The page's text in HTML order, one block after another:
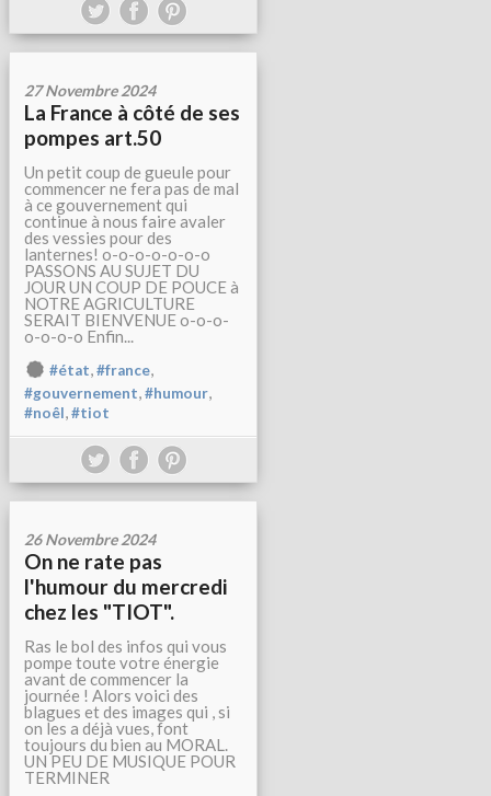
27 Novembre 2024
La France à côté de ses
pompes art.50
Un petit coup de gueule pour
commencer ne fera pas de mal
à ce gouvernement qui
continue à nous faire avaler
des vessies pour des
lanternes! o-o-o-o-o-o-o
PASSONS AU SUJET DU
JOUR UN COUP DE POUCE à
NOTRE AGRICULTURE
SERAIT BIENVENUE o-o-o-
o-o-o-o Enfin...
#état,#france,
#gouvernement,#humour,
#noêl,#tiot
26 Novembre 2024
On ne rate pas
l'humour du mercredi
chez les "TIOT".
Ras le bol des infos qui vous
pompe toute votre énergie
avant de commencer la
journée ! Alors voici des
blagues et des images qui , si
on les a déjà vues, font
toujours du bien au MORAL.
UN PEU DE MUSIQUE POUR
TERMINER